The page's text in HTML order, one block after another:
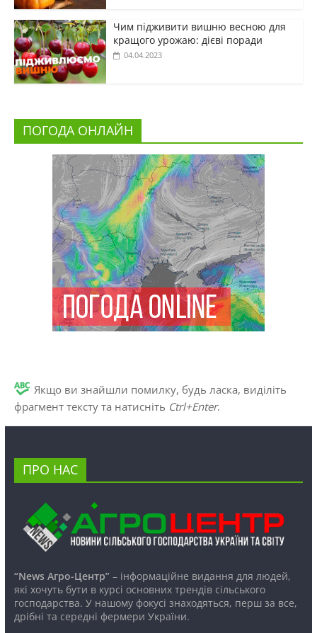
Чим підживити вишню весною для
кращого урожаю: дієві поради
04.04.2023
ПОГОДА ОНЛАЙН
Якщо ви знайшли помилку, будь ласка, виділіть
фрагмент тексту та натисніть Ctrl+Enter.
ПРО НАС
“News Агро-Центр”– інформаційне видання для людей,
які хочуть бути в курсі основних трендів сільського
господарства. У нашому фокусі знаходяться, перш за все,
дрібні та середні фермери України.